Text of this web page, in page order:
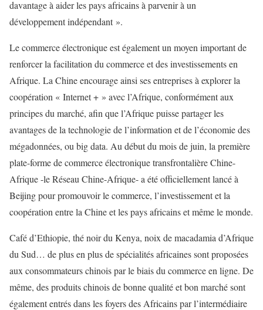
davantage à aider les pays africains à parvenir à un
développement indépendant ».
Le commerce électronique est également un moyen important de
renforcer la facilitation du commerce et des investissements en
Afrique. La Chine encourage ainsi ses entreprises à explorer la
coopération « Internet + » avec l’Afrique, conformément aux
principes du marché, afin que l’Afrique puisse partager les
avantages de la technologie de l’information et de l’économie des
mégadonnées, ou big data. Au début du mois de juin, la première
plate-forme de commerce électronique transfrontalière Chine-
Afrique -le Réseau Chine-Afrique- a été officiellement lancé à
Beijing pour promouvoir le commerce, l’investissement et la
coopération entre la Chine et les pays africains et même le monde.
Café d’Ethiopie, thé noir du Kenya, noix de macadamia d’Afrique
du Sud… de plus en plus de spécialités africaines sont proposées
aux consommateurs chinois par le biais du commerce en ligne. De
même, des produits chinois de bonne qualité et bon marché sont
également entrés dans les foyers des Africains par l’intermédiaire